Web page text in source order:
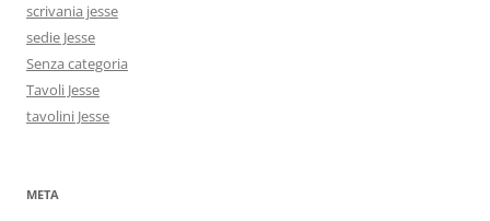
scrivania jesse
sedie Jesse
Senza categoria
Tavoli Jesse
tavolini Jesse
META